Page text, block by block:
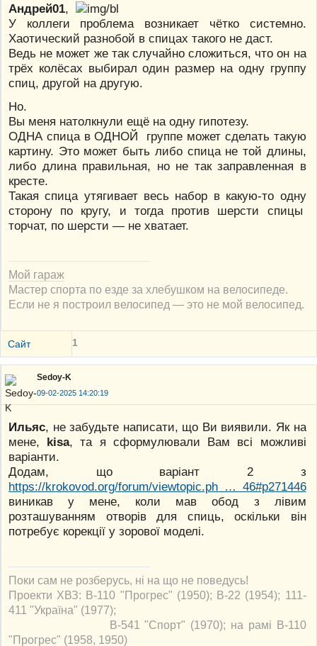
Андрей01,
У коллеги проблема возникает чётко системно.
Хаотический разнобой в спицах такого не даст.
Ведь не может же так случайно сложиться, что он на
трёх колёсах выбирал один размер на одну группу
спиц, другой на другую.
Но.
Вы меня натолкнули ещё на одну гипотезу.
ОДНА спица в ОДНОЙ группе может сделать такую
картину. Это может быть либо спица не той длины,
либо длина правильная, но не так заправленная в
кресте.
Такая спица утягивает весь набор в какую-то одну
сторону по кругу, и тогда против шерсти спицы
торчат, по шерсти — не хватает.
Мой гараж
Мастер спорта по езде за хлебушком на велосипеде.
Если не я построил велосипед — это не мой велосипед.
Сайт 1
Sedoy-K
09-02-2025 14:20:19
Ильяс, не забудьте написати, що Ви виявили. Як на
мене, kisa, та я сформулювали Вам всі можливі
варіанти.
Додам, що варіант 2 з
https://krokovod.org/forum/viewtopic.ph … 46#p271446
виникав у мене, коли мав обод з лівим
розташуванням отворів для спиць, оскільки він
потребує корекції у зорової моделі.
Поки сам не розберусь, ні на що не поведусь!
Проекти ХВЗ: В-110 "Прогрес" (1950); В-22 (1954); 111-
411 "Україна" (1977);
В-541 "Спорт" (1970); на рамі В-110
"Прогрес" (1958, 1950)